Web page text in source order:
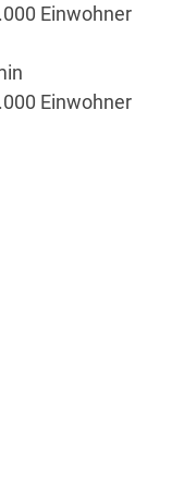
Einwohner
Einwohner